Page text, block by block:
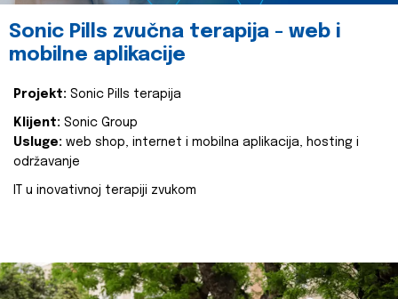
Sonic Pills zvučna terapija - web i
mobilne aplikacije
Projekt: Sonic Pills terapija
Klijent: Sonic Group
Usluge: web shop, internet i mobilna aplikacija, hosting i
održavanje
IT u inovativnoj terapiji zvukom